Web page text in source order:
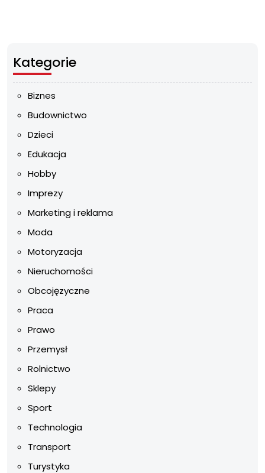
Kategorie
Biznes
Budownictwo
Dzieci
Edukacja
Hobby
Imprezy
Marketing i reklama
Moda
Motoryzacja
Nieruchomości
Obcojęzyczne
Praca
Prawo
Przemysł
Rolnictwo
Sklepy
Sport
Technologia
Transport
Turystyka